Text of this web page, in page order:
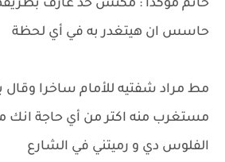
حاتم مؤكدا : مكنش حد عارف
حاسس ان هيتغدر به في أي لحظة
مط مراد شفتيه للأمام ساخرا وقال
مستغرب منه اكتر من أي حاجة
الفلوس دي و رميتني في الشارع